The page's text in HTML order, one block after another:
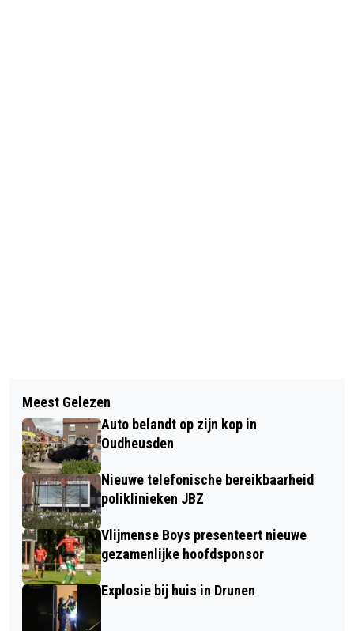
ONTSLAG OP STAANDE VOET NA
SCHELDPARTIJ KOMT WERKGEVER
DUUR TE STAAN
ALLEEN MAAR VOORDELEN BIJ KBO
ELSHOUT LIDMAATSCHAP
Meest Gelezen
Auto belandt op zijn kop in
Oudheusden
Nieuwe telefonische bereikbaarheid
poliklinieken JBZ
Vlijmense Boys presenteert nieuwe
gezamenlijke hoofdsponsor
Explosie bij huis in Drunen